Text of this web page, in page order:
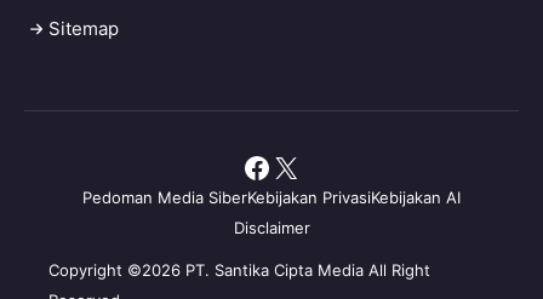
Sitemap
Copyright ©2026 PT. Santika Cipta Media All Right
Pedoman Media SiberKebijakan PrivasiKebijakan AI
Disclaimer
Facebook
X